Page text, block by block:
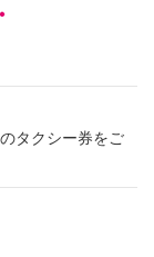
タクシー券をご